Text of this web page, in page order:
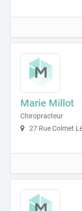
Marie Millot
Chiropracteur
27 Rue Colmet